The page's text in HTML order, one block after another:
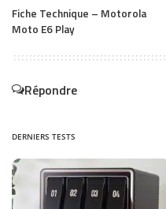
Fiche Technique – Motorola
Moto E6 Play
Répondre
DERNIERS TESTS